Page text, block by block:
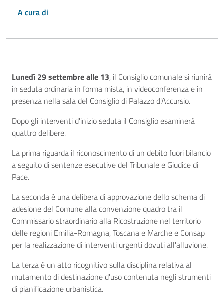
A cura di
Descrizione
Lunedì 29 settembre alle 13, il Consiglio comunale si riunirà
in seduta ordinaria in forma mista, in videoconferenza e in
presenza nella sala del Consiglio di Palazzo d'Accursio.
Dopo gli interventi d'inizio seduta il Consiglio esaminerà
quattro delibere.
La prima riguarda il riconoscimento di un debito fuori bilancio
a seguito di sentenze esecutive del Tribunale e Giudice di
Pace.
La seconda è una delibera di approvazione dello schema di
adesione del Comune alla convenzione quadro tra il
Commissario straordinario alla Ricostruzione nel territorio
delle regioni Emilia-Romagna, Toscana e Marche e Consap
per la realizzazione di interventi urgenti dovuti all'alluvione.
La terza è un atto ricognitivo sulla disciplina relativa al
mutamento di destinazione d'uso contenuta negli strumenti
di pianificazione urbanistica.